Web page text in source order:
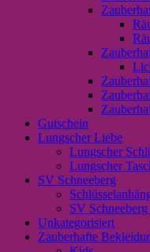
Gutschein
Lungscher Liebe
Lungscher
Lungscher
SV Schneeberg
SV
Unkategorisiert
Zauberhafte